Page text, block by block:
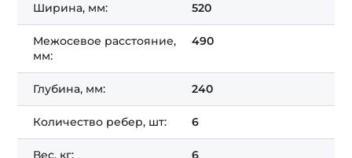
Ширина, мм: 520
Межосевое расстояние,
мм:
490
Глубина, мм: 240
Количество ребер, шт: 6
Вес, кг: 6